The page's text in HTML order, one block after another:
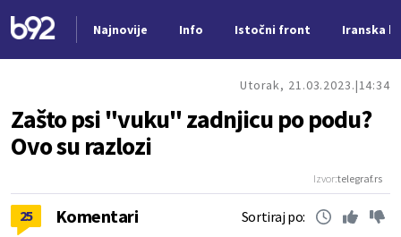
Najnovije Info Istočni front Iranska
Utorak, 21.03.2023. 14:34
Zašto psi "vuku" zadnjicu po podu?
Ovo su razlozi
Izvor:telegraf.rs
25 Komentari Sortiraj po: